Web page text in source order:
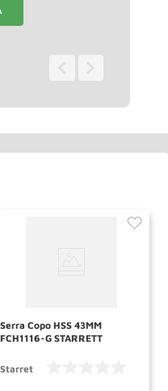
Serra Copo HSS 43MM
FCH1116-G STARRETT
Starret